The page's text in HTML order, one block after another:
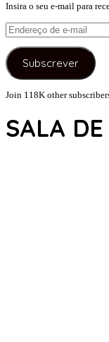
Insira o seu e-mail para
Endereço
de
e-
mail
Subscrever
Join 118K other
SALA